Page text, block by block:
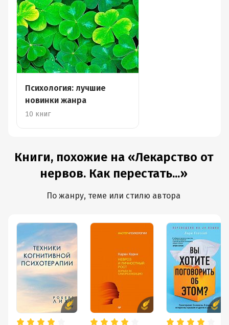
Психология: лучшие
новинки жанра
10 книг
Книги, похожие на «Лекарство от
нервов. Как перестать...»
По жанру, теме или стилю автора